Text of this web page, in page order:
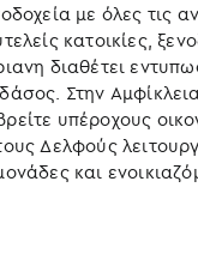
με όλες τις
κατοικίες,
διαθέτει
Στην
υπέροχους
Δελφούς
και